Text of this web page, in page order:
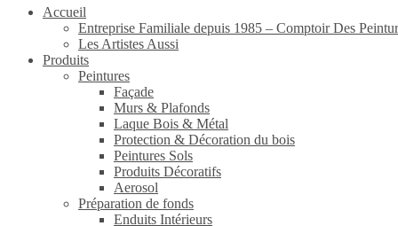
Accueil
Entreprise Familiale depuis 1985 – Comptoir Des
Les Artistes Aussi
Produits
Peintures
Façade
Murs & Plafonds
Laque Bois & Métal
Protection & Décoration du bois
Peintures Sols
Produits Décoratifs
Aerosol
Préparation de fonds
Enduits Intérieurs